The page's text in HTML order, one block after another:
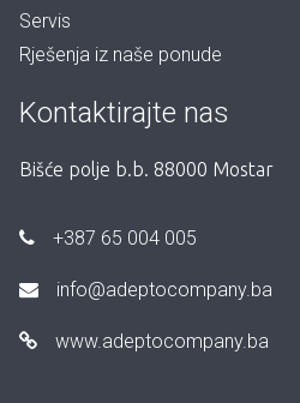
Servis
Rješenja iz naše ponude
Kontaktirajte nas
Bišće polje b.b. 88000 Mostar
+387 65 004 005
info@adeptocompany.ba
www.adeptocompany.ba